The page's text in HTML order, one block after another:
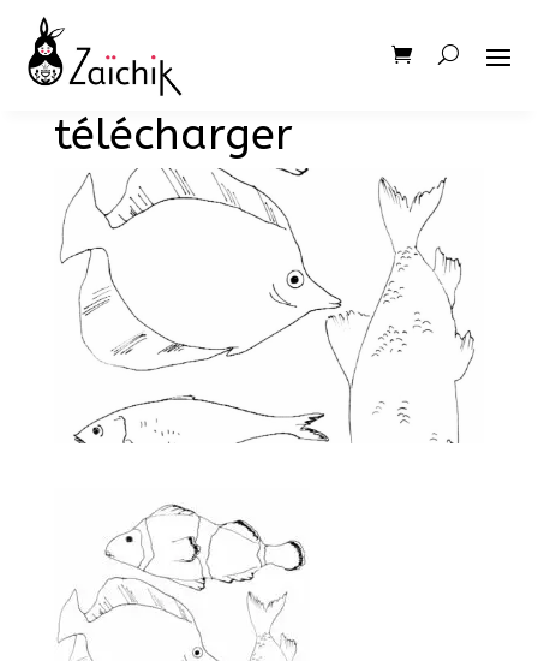
Poissons d’avril à
télécharger